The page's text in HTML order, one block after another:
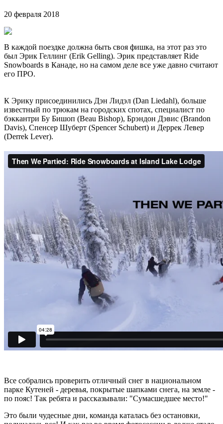
20 февраля 2018
В каждой поездке должна быть своя фишка, на этот раз это
был Эрик Геллинг (Erik Gelling). Эрик представляет Ride
Snowboards в Канаде, но на самом деле все уже давно считают
его ПРО.
К Эрику присоединились Дэн Лидэл (Dan Liedahl), больше
известный по трюкам на городских спотах, специалист по
бэккантри Бу Бишоп (Beau Bishop), Брэндон Дэвис (Brandon
Davis), Спенсер Шуберт (Spencer Schubert) и Деррек Левер
(Derrek Lever).
Все собрались проверить отличный снег в национальном
парке Кутеней - деревья, покрытые шапками снега, на земле -
по пояс! Так ребята и рассказывали: "Сумасшедшее место!"
Это были чудесные дни, команда каталась без остановки,